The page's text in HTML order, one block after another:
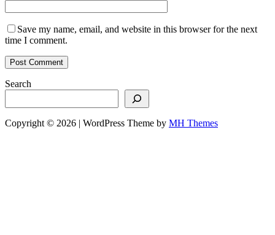
Save my name, email, and website in this browser for the next
time I comment.
Search
Copyright © 2026 | WordPress Theme by MH Themes